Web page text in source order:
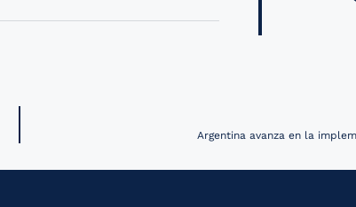
Argentina avanza en la